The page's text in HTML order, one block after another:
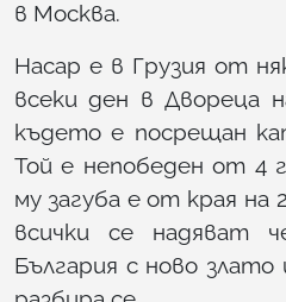
в Москва.
Насар е в Грузия от
всеки ден в Двореца
където е посрещан
Той е непобеден от 4
му загуба е от края на
всички се надяват
България с ново